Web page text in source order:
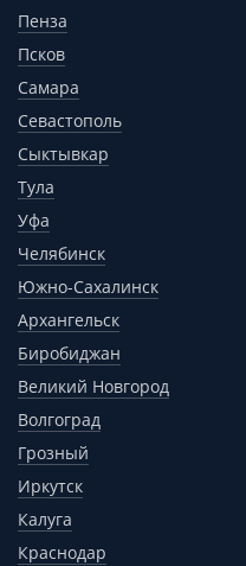
Пенза
Псков
Самара
Севастополь
Сыктывкар
Тула
Уфа
Челябинск
Южно-Сахалинск
Архангельск
Биробиджан
Великий Новгород
Волгоград
Грозный
Иркутск
Калуга
Краснодар